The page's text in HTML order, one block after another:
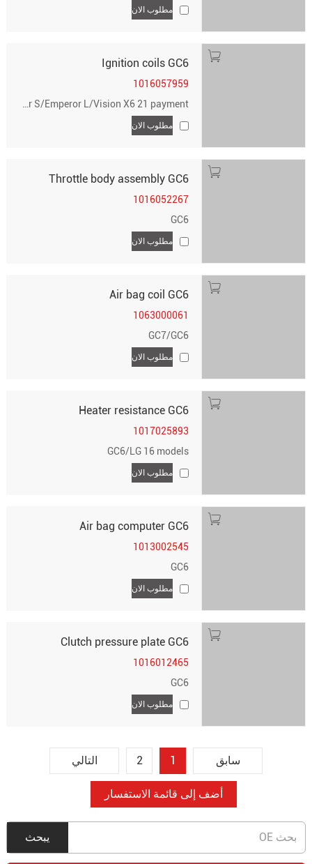
مطلوب الان
Ignition coils GC6
1016057959
Emgrand 18/Binrui/Vision X3/19/Vision X3 21/GS18/GL18/19/Vision X6/19/Vision S1/19/GC6/Emperor S/Emperor L/Vision X6 21 payment
مطلوب الان
Throttle body assembly GC6
1016052267
GC6
مطلوب الان
Air bag coil GC6
1063000061
GC7/GC6
مطلوب الان
Heater resistance GC6
1017025893
GC6/LG 16 models
مطلوب الان
Air bag computer GC6
1013002545
GC6
مطلوب الان
Clutch pressure plate GC6
1016012465
GC6
مطلوب الان
سابق 1
2 التالي